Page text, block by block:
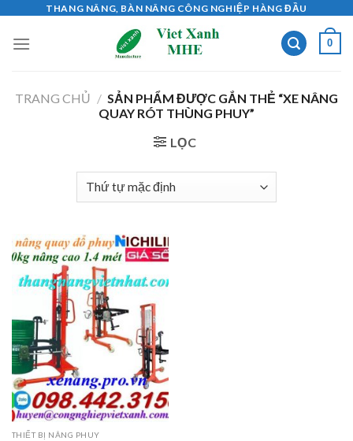
content
THANG NÂNG, BÀN NÂNG CÔNG NGHIỆP HÀNG ĐẦU
0
TRANG CHỦ / SẢN PHẨM ĐƯỢC GẮN THẺ “XE NÂNG
QUAY RÓT THÙNG PHUY”
LỌC
THIẾT BỊ NÂNG PHUY